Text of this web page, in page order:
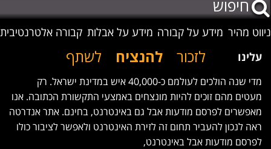
ניווט מהיר מידע על קבורה מידע על אבלות קבורה אלטרנטיבית
לזכור להנציח לשתף עלינו
מדי שנה הולכים לעולמם כ-40,000 איש במדינת ישראל. רק
מעטים מהם זוכים להיות מונצחים באמצעי התקשורת הכתובה. אנו
מאפשרים לפרסם מודעות אבל גם באינטרנט, בחינם. אתר אנדרטה
ראה לנכון להעביר תחום זה לזירת האינטרנט ולאפשר לציבור כולו
לפרסם מודעות אבל באינטרנט,